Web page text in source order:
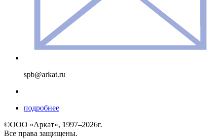
spb@arkat.ru
подробнее
©ООО «Аркат», 1997–2026г.
Все права защищены.